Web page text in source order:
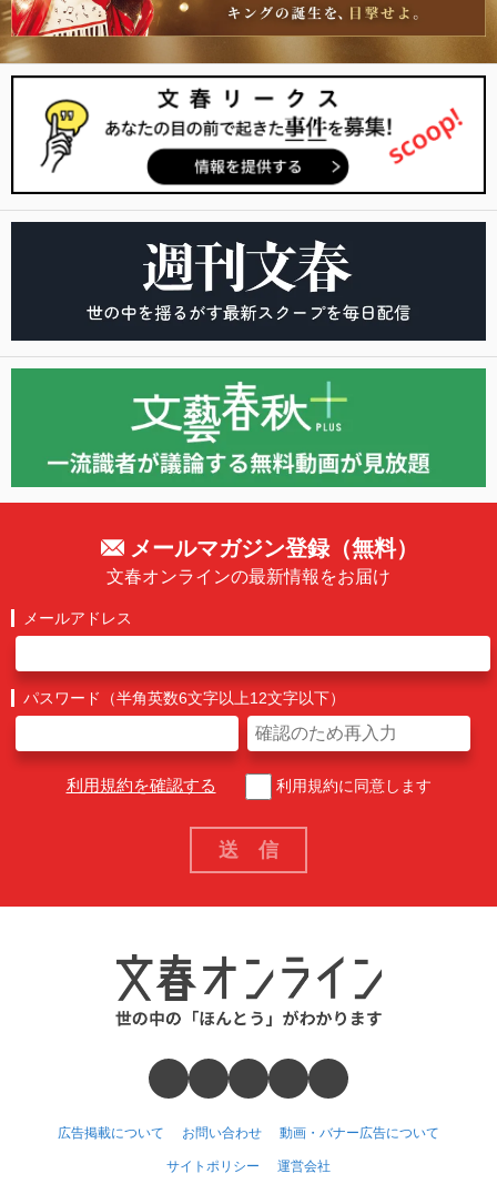
メールマガジン登録（無料）
文春オンラインの最新情報をお届け
メールアドレス
パスワード（半角英数6文字以上12文字以下）
利用規約を確認する 利用規約に同意します
広告掲載について お問い合わせ 動画・バナー広告について
サイトポリシー 運営会社